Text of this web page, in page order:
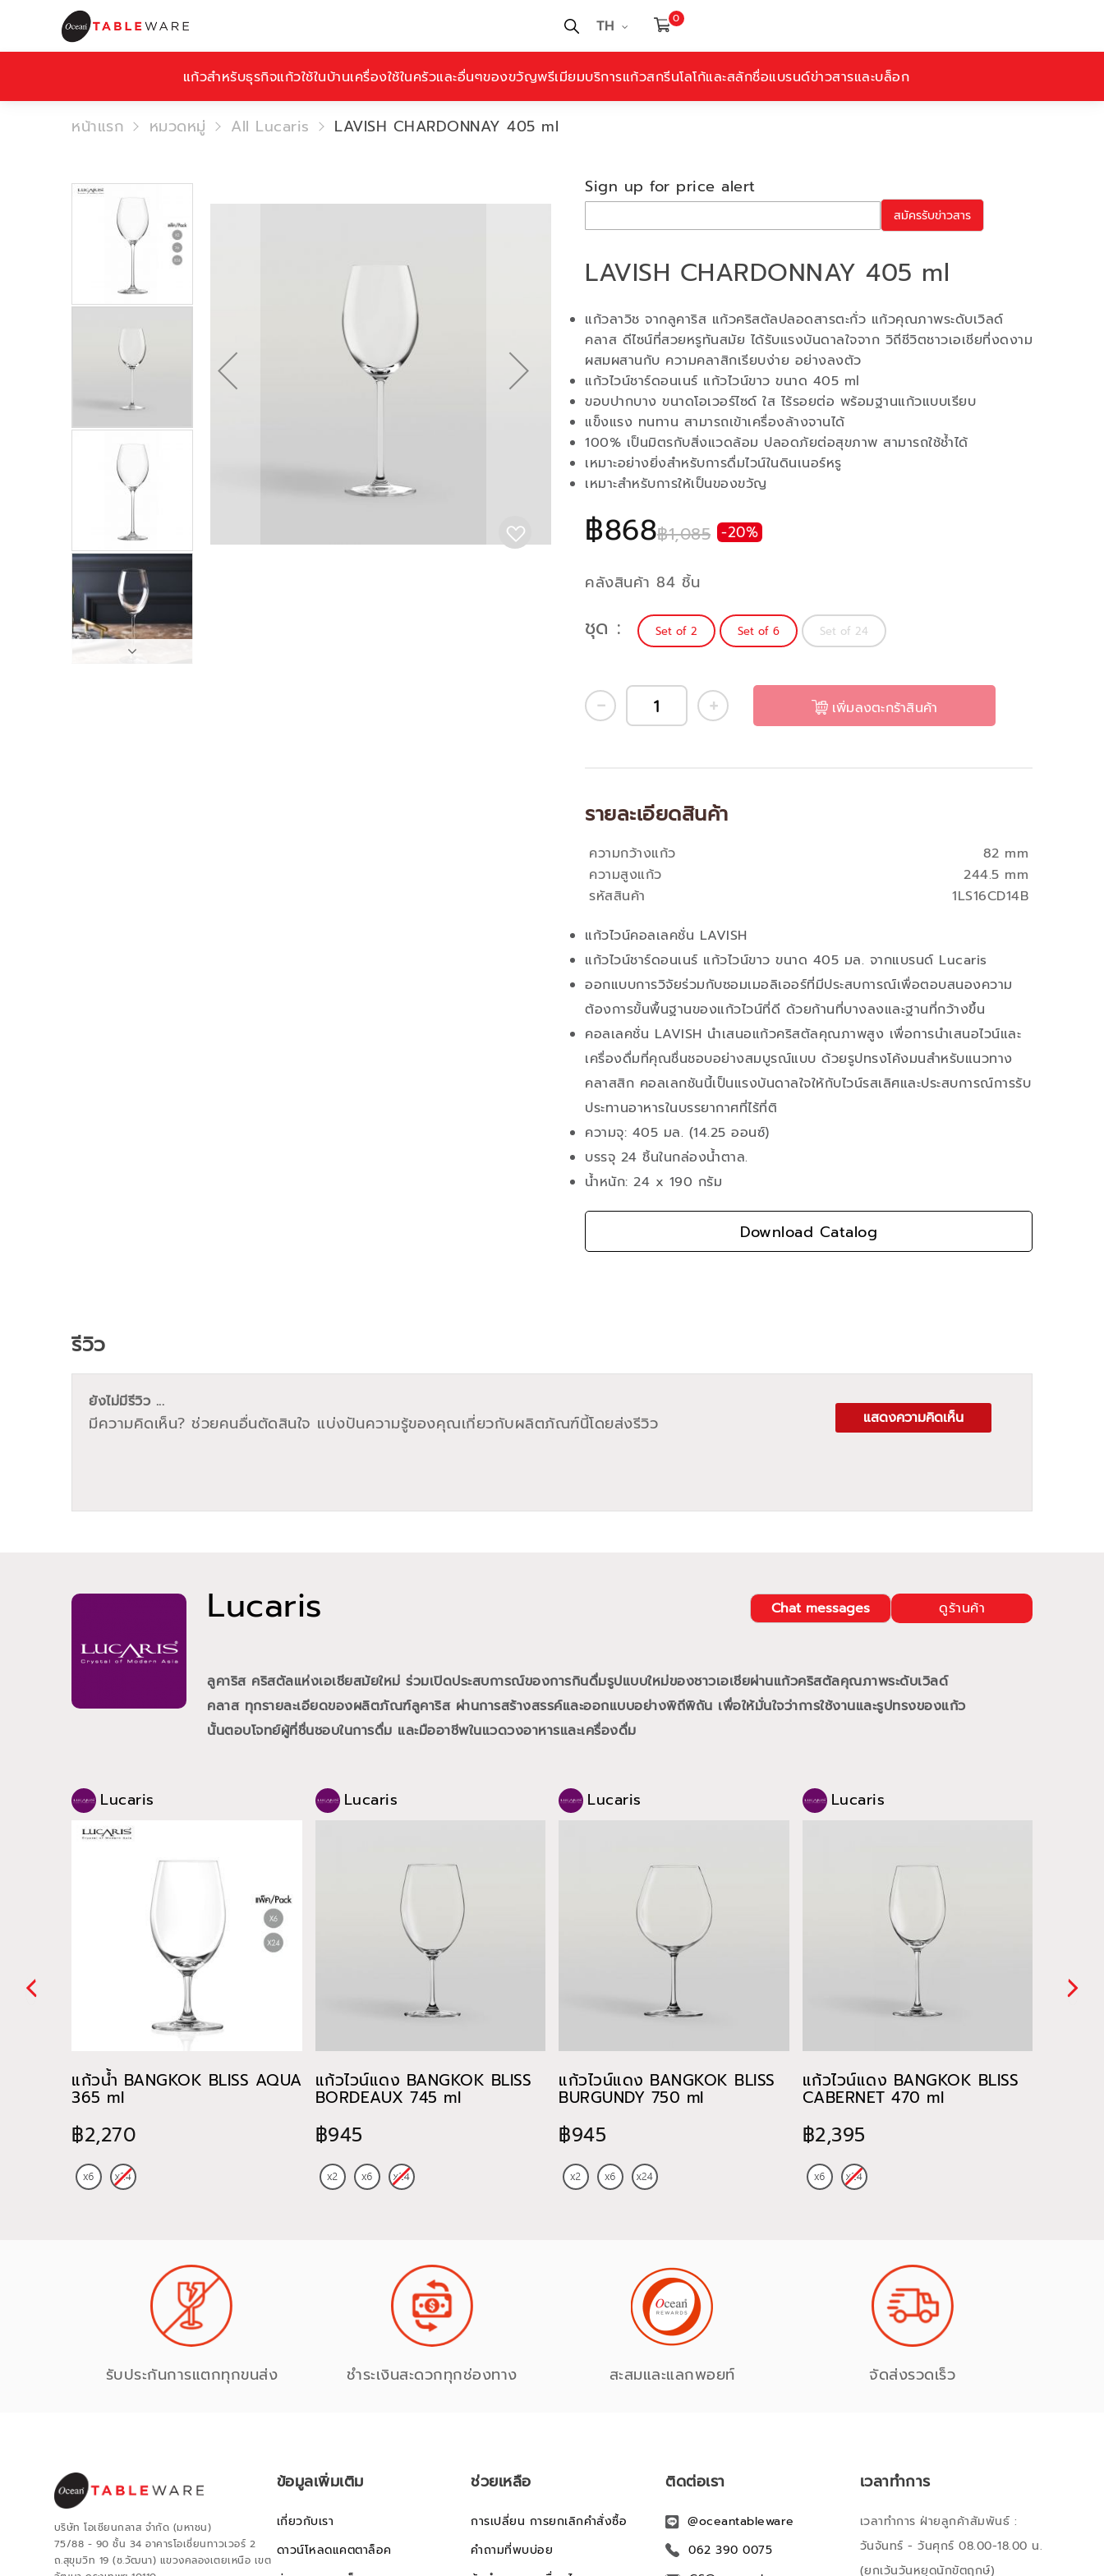
TH 0
แก้วสำหรับธุรกิจแก้วใช้ในบ้านเครื่องใช้ในครัวและอื่นๆของขวัญพรีเมียมบริการแก้วสกรีนโลโก้และสลักชื่อแบรนด์ข่าวสารและบล็อก
หน้าแรก หมวดหมู่ All Lucaris LAVISH CHARDONNAY 405 ml
LAVISH CHARDONNAY 405 ml
฿868฿1,085 -20%
คลังสินค้า 84 ชิ้น
แก้วลาวิช จากลูคาริส แก้วคริสตัลปลอดสารตะกั่ว แก้วคุณภาพระดับเวิลด์
คลาส ดีไซน์ที่สวยหรูทันสมัย ได้รับแรงบันดาลใจจาก วิถีชีวิตชาวเอเชียที่งดงาม
ผสมผสานกับ ความคลาสิกเรียบง่าย อย่างลงตัว
แก้วไวน์ชาร์ดอนเนร์ แก้วไวน์ขาว ขนาด 405 ml
ขอบปากบาง ขนาดโอเวอร์ไซด์ ใส ไร้รอยต่อ พร้อมฐานแก้วแบบเรียบ
แข็งแรง ทนทาน สามารถเข้าเครื่องล้างจานได้
100% เป็นมิตรกับสิ่งแวดล้อม ปลอดภัยต่อสุขภาพ สามารถใช้ช้ำได้
เหมาะอย่างยิ่งสำหรับการดื่มไวน์ในดินเนอร์หรู
เหมาะสำหรับการให้เป็นของขวัญ
Sign up for price alert
สมัครรับข่าวสาร
ชุด Set of 2 Set of 6 Set of 24
เพิ่มลงตะกร้าสินค้า
แก้วไวน์คอลเลคชั่น LAVISH
แก้วไวน์ชาร์ดอนเนร์ แก้วไวน์ขาว ขนาด 405 มล. จากแบรนด์ Lucaris
ออกแบบการวิจัยร่วมกับซอมเมอลิเออร์ที่มีประสบการณ์เพื่อตอบสนองความ
ต้องการขั้นพื้นฐานของแก้วไวน์ที่ดี ด้วยก้านที่บางลงและฐานที่กว้างขึ้น
คอลเลคชั่น LAVISH นำเสนอแก้วคริสตัลคุณภาพสูง เพื่อการนำเสนอไวน์และ
เครื่องดื่มที่คุณชื่นชอบอย่างสมบูรณ์แบบ ด้วยรูปทรงโค้งมนสำหรับแนวทาง
คลาสสิก คอลเลกชันนี้เป็นแรงบันดาลใจให้กับไวน์รสเลิศและประสบการณ์การรับ
ประทานอาหารในบรรยากาศที่ไร้ที่ติ
ความจุ: 405 มล. (14.25 ออนซ์)
บรรจุ 24 ชิ้นในกล่องน้ำตาล.
น้ำหนัก: 24 x 190 กรัม
Download Catalog
รายละเอียดสินค้า
คุณสมบัติ
ความกว้างแก้ว
82 mm
ความสูงแก้ว
244.5 mm
รหัสสินค้า
1LS16CD14B
Lucaris ดูร้านค้า
Chat messages
ลูคาริส คริสตัลแห่งเอเชียสมัยใหม่ ร่วมเปิดประสบการณ์ของการกินดื่มรูปแบบใหม่ของชาวเอเชียผ่านแก้วคริสตัลคุณภาพระดับเวิลด์
คลาส ทุกรายละเอียดของผลิตภัณฑ์ลูคาริส ผ่านการสร้างสรรค์และออกแบบอย่างพิถีพิถัน เพื่อให้มั่นใจว่าการใช้งานและรูปทรงของแก้ว
นั้นตอบโจทย์ผู้ที่ชื่นชอบในการดื่ม และมืออาชีพในแวดวงอาหารและเครื่องดื่ม
Lucaris
แก้วน้ำ BANGKOK BLISS AQUA
365 ml
฿2,270
Lucaris
แก้วไวน์แดง BANGKOK BLISS
BORDEAUX 745 ml
฿945
Lucaris
แก้วไวน์แดง BANGKOK BLISS
BURGUNDY 750 ml
฿945
Lucaris
แก้วไวน์แดง BANGKOK BLISS
CABERNET 470 ml
฿2,395
รีวิว
ยังไม่มีรีวิว ...
มีความคิดเห็น? ช่วยคนอื่นตัดสินใจ แบ่งปันความรู้ของคุณเกี่ยวกับผลิตภัณฑ์นี้โดยส่งรีวิว แสดงความคิดเห็น
รับประกันการแตกทุกขนส่ง ชำระเงินสะดวกทุกช่องทาง สะสมและแลกพอยท์ จัดส่งรวดเร็ว
บริษัท โอเชียนกลาส จำกัด (มหาชน)
75/88 - 90 ชั้น 34 อาคารโอเชี่ยนทาวเวอร์ 2
ถ.สุขุมวิท 19 (ซ.วัฒนา) แขวงคลองเตยเหนือ เขต
ข้อมูลเพิ่มเติม
เกี่ยวกับเรา
ดาวน์โหลดแคตตาล็อค
ช่วยเหลือ
การเปลี่ยน การยกเลิกคำสั่งซื้อ
คำถามที่พบบ่อย
ติดต่อเรา
@oceantableware
062 390 0075
เวลาทำการ
เวลาทำการ ฝ่ายลูกค้าสัมพันธ์ :
วันจันทร์ - วันศุกร์ 08.00-18.00 น.
(ยกเว้นวันหยุดนักขัตฤกษ์)